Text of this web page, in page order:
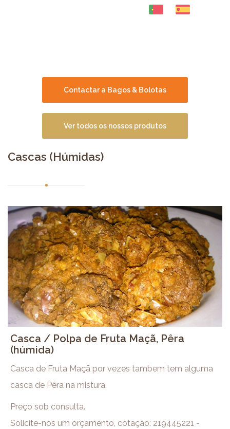
Contactar a Bagos & Bolotas
Ver todos os nossos produtos
Cascas (Húmidas)
Casca / Polpa de Fruta Maçã, Pêra
(húmida)
Casca de Fruta Maçã por vezes tambem tem alguma
casca de Pêra na mistura.
Preço sob consulta.
Solicite-nos um orçamento, cotação: 219445221 -